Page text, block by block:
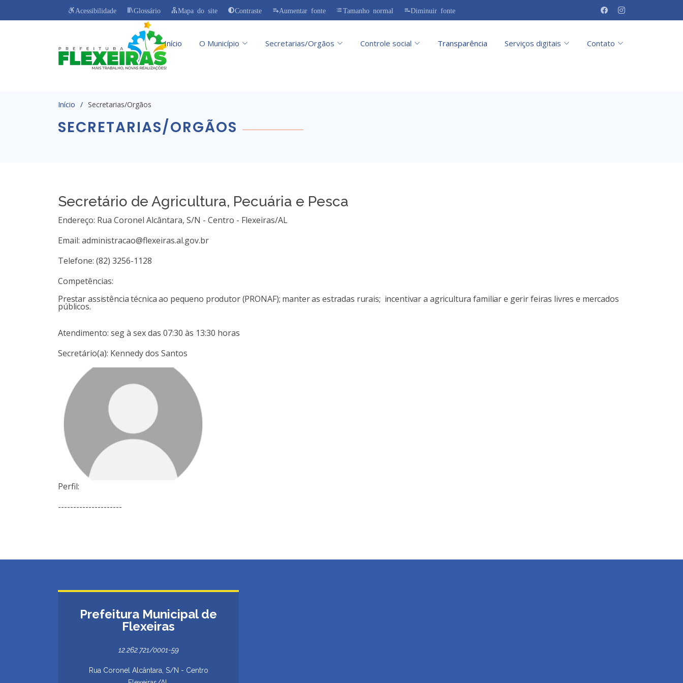
Acessibilidade Glossário Mapa do site Contraste Aumentar fonte Tamanho normal Diminuir fonte
Início O Município Secretarias/Orgãos Controle social Transparência Serviços digitais Contato
Início Secretarias/Orgãos
SECRETARIAS/ORGÃOS
Secretário de Agricultura, Pecuária e Pesca
Endereço: Rua Coronel Alcântara, S/N - Centro - Flexeiras/AL
Email: administracao@flexeiras.al.gov.br
Telefone: (82) 3256-1128
Competências:
Prestar assistência técnica ao pequeno produtor (PRONAF); manter as estradas rurais; incentivar a agricultura familiar e gerir feiras livres e mercados
públicos.
Atendimento: seg à sex das 07:30 às 13:30 horas
Secretário(a): Kennedy dos Santos
Perfil:
---------------------
Prefeitura Municipal de
Flexeiras
12.262.721/0001-59
Rua Coronel Alcântara, S/N - Centro